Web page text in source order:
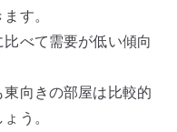
す。
べて需要が低い傾向
向きの部屋は比較的
う。